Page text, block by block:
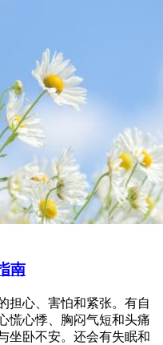
南
担心、害怕和紧张。有自
慌心悸、胸闷气短和头痛
坐卧不安。还会有失眠和